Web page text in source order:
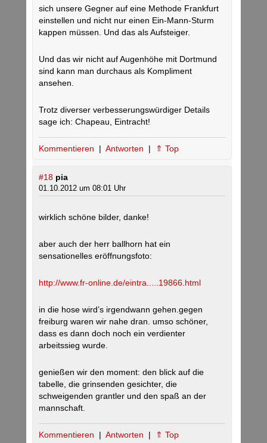
sich unsere Gegner auf eine Methode Frankfurt
einstellen und nicht nur einen Ein-Mann-Sturm
kappen müssen. Und das als Aufsteiger.
Und das wir nicht auf Augenhöhe mit Dortmund
sind kann man durchaus als Kompliment
ansehen.
Trotz diverser verbesserungswürdiger Details
sage ich: Chapeau, Eintracht!
Kommentieren | Antworten | ⇑ Top
#18 pia
01.10.2012 um 08:01 Uhr
wirklich schöne bilder, danke!
aber auch der herr ballhorn hat ein
sensationelles eröffnungsfoto:
http://www.fr-online.de/eintra.....19866.html
in die hose wird’s irgendwann gehen.gegen
freiburg waren wir nahe dran. umso schöner,
dass es dann doch noch ein verdienter
arbeitssieg wurde.
genießen wir den moment: den blick auf die
tabelle, die grinsenden gesichter, die
schweigenden grantler und den spaß an der
mannschaft.
Kommentieren | Antworten | ⇑ Top